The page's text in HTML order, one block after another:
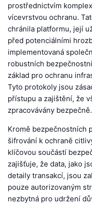
prostřednictvím
vícevrstvou ochranu.
chránila platformu, její
před potenciálními
implementovaná
robustních
základ pro ochranu
Tyto protokoly jsou
přístupu a zajištění, že
zpracovávány bezpečně.
Kromě bezpečnostních
šifrování k ochraně
klíčovou součástí
zajišťuje, že data, jako
detaily transakcí, jsou
pouze autorizovaným
nezbytná pro udržení